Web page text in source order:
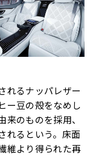
れるナッパレザー
ー豆の殻をなめし
のものを採用、
れるという。床面
維より得られた再